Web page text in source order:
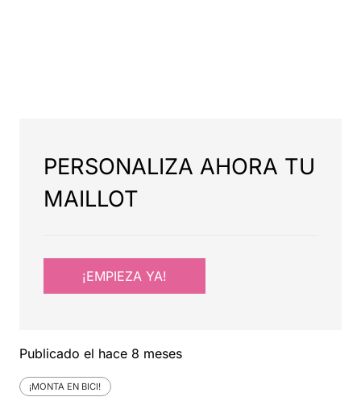
PERSONALIZA AHORA TU
MAILLOT
¡EMPIEZA YA!
Publicado el hace 8 meses
¡MONTA EN BICI!